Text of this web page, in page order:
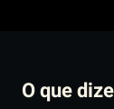
O que